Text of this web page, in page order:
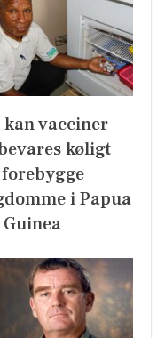
kan vacciner
køligt
i Papua